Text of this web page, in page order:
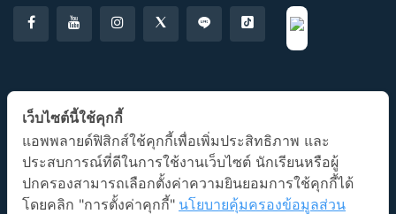
แอปพลิเคชั่น AP Classroom
เว็บไซต์นี้ใช้คุกกี้
แอพพลายด์ฟิสิกส์ใช้คุกกี้เพื่อเพิ่มประสิทธิภาพ และ
ประสบการณ์ที่ดีในการใช้งานเว็บไซต์ นักเรียนหรือผู้
ปกครองสามารถเลือกตั้งค่าความยินยอมการใช้คุกกี้ได้
โดยคลิก "การตั้งค่าคุกกี้" นโยบายคุ้มครองข้อมูลส่วน